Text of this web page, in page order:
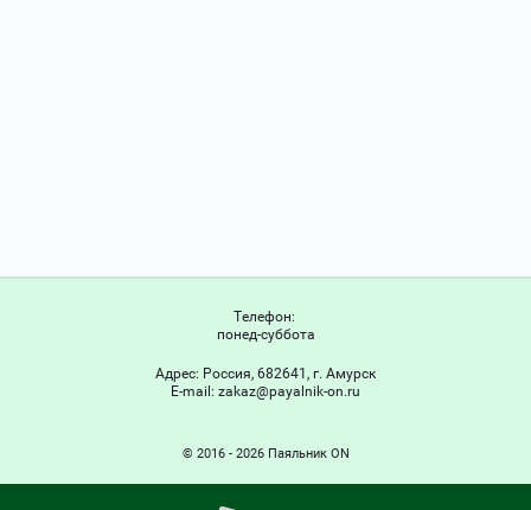
Телефон:
понед-суббота
Адрес: Россия, 682641, г. Амурск
Е-mail: zakaz@payalnik-on.ru
© 2016 - 2026 Паяльник ON